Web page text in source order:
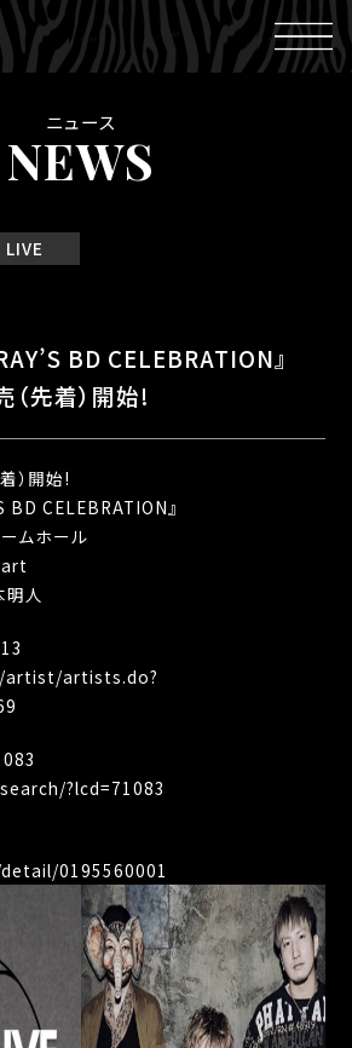
ニュース
NEWS
LIVE
BD CELEBRATION』
（先着）開始!
）開始!
BD CELEBRATION』
ムホール
人
artists.do?
?lcd=71083
0195560001